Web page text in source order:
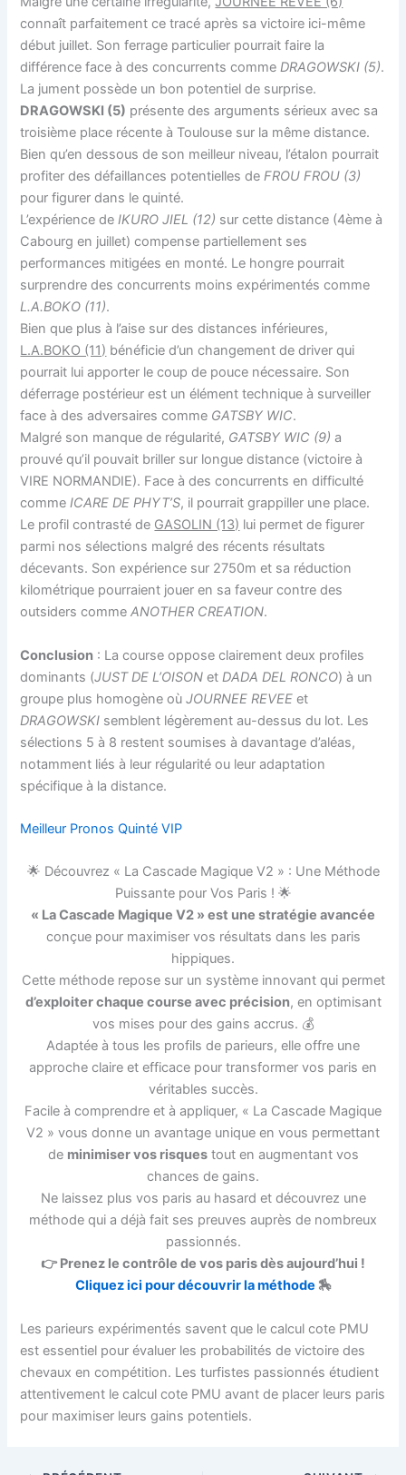
connaît parfaitement ce tracé après sa victoire ici-même
début juillet. Son ferrage particulier pourrait faire la
différence face à des concurrents commeDRAGOWSKI (5).
La jument possède un bon potentiel de surprise.
DRAGOWSKI (5) présente des arguments sérieux avec sa
troisième place récente à Toulouse sur la même distance.
Bien qu’en dessous de son meilleur niveau, l’étalon pourrait
profiter des défaillances potentielles deFROU FROU (3)
pour figurer dans le quinté.
L’expérience deIKURO JIEL (12) sur cette distance (4ème à
Cabourg en juillet) compense partiellement ses
performances mitigées en monté. Le hongre pourrait
surprendre des concurrents moins expérimentés comme
L.A.BOKO (11).
Bien que plus à l’aise sur des distances inférieures,
L.A.BOKO (11) bénéficie d’un changement de driver qui
pourrait lui apporter le coup de pouce nécessaire. Son
déferrage postérieur est un élément technique à surveiller
face à des adversaires comme GATSBY WIC.
Malgré son manque de régularité, GATSBY WIC (9) a
prouvé qu’il pouvait briller sur longue distance (victoire à
VIRE NORMANDIE). Face à des concurrents en difficulté
commeICARE DE PHYT’S, il pourrait grappiller une place.
Le profil contrasté de GASOLIN (13) lui permet de figurer
parmi nos sélections malgré des récents résultats
décevants. Son expérience sur 2750m et sa réduction
kilométrique pourraient jouer en sa faveur contre des
outsiders commeANOTHER CREATION.
Conclusion : La course oppose clairement deux profiles
dominants (JUST DE L’OISON etDADA DEL RONCO) à un
groupe plus homogène oùJOURNEE REVEE et
DRAGOWSKI semblent légèrement au-dessus du lot. Les
sélections 5 à 8 restent soumises à davantage d’aléas,
notamment liés à leur régularité ou leur adaptation
spécifique à la distance.
Meilleur Pronos Quinté VIP
🌟 Découvrez « La Cascade Magique V2 » : Une Méthode
Puissante pour Vos Paris ! 🌟
« La Cascade Magique V2 » est une stratégie avancée
conçue pour maximiser vos résultats dans les paris
hippiques.
Cette méthode repose sur un système innovant qui permet
d’exploiter chaque course avec précision, en optimisant
vos mises pour des gains accrus. 💰
Adaptée à tous les profils de parieurs, elle offre une
approche claire et efficace pour transformer vos paris en
véritables succès.
Facile à comprendre et à appliquer, « La Cascade Magique
V2 » vous donne un avantage unique en vous permettant
de minimiser vos risquestout en augmentant vos
chances de gains.
Ne laissez plus vos paris au hasard et découvrez une
méthode qui a déjà fait ses preuves auprès de nombreux
passionnés.
👉 Prenez le contrôle de vos paris dès aujourd’hui !
Cliquez ici pour découvrir la méthode 🏇
Les parieurs expérimentés savent que le calcul cote PMU
est essentiel pour évaluer les probabilités de victoire des
chevaux en compétition. Les turfistes passionnés étudient
attentivement le calcul cote PMU avant de placer leurs paris
pour maximiser leurs gains potentiels.